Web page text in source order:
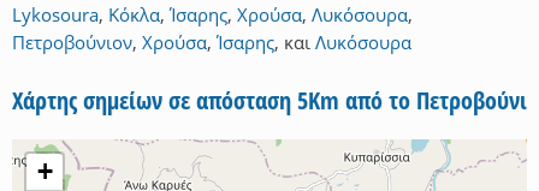
Lykosoura, Κόκλα,Ίσαρης, Χρούσα, Λυκόσουρα,
Πετροβούνιον, Χρούσα,Ίσαρης, και Λυκόσουρα
Χάρτης σημείων σε απόσταση 5Km από το Πετροβούνι
+